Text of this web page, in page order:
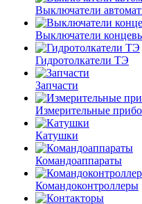
Выключатели
Выключатели
Гидротолкатели ТЭ
Запчасти
Измерительные
Катушки
Командоаппараты
Командоконтроллеры